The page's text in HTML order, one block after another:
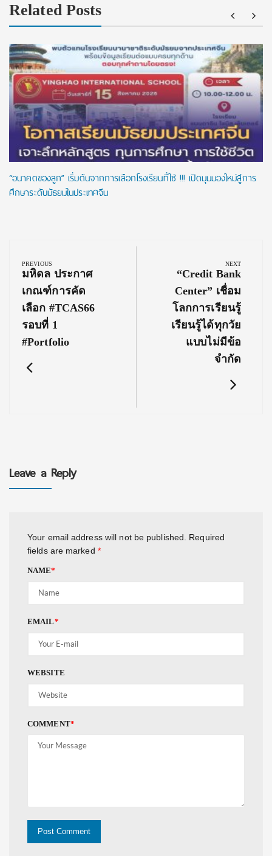
Related Posts
“อนาคตของลูก” เริ่มต้นจากการเลือกโรงเรียนที่ใช่ !!! เปิดมุมมองใหม่สู่การ
ศึกษาระดับมัธยมในประเทศจีน
navigation
PREVIOUS
Previous
Post:
มหิดล ประกาศ
เกณฑ์การคัด
เลือก #TCAS66
รอบที่ 1
#Portfolio
NEXT
Next
Post:
“Credit Bank
Center” เชื่อม
โลกการเรียนรู้
เรียนรู้ได้ทุกวัย
แบบไม่มีข้อ
จำกัด
Leave a Reply
Your email address will not be published.
Required
fields are marked *
NAME*
EMAIL*
WEBSITE
COMMENT*